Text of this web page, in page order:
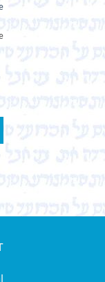
Manuskript